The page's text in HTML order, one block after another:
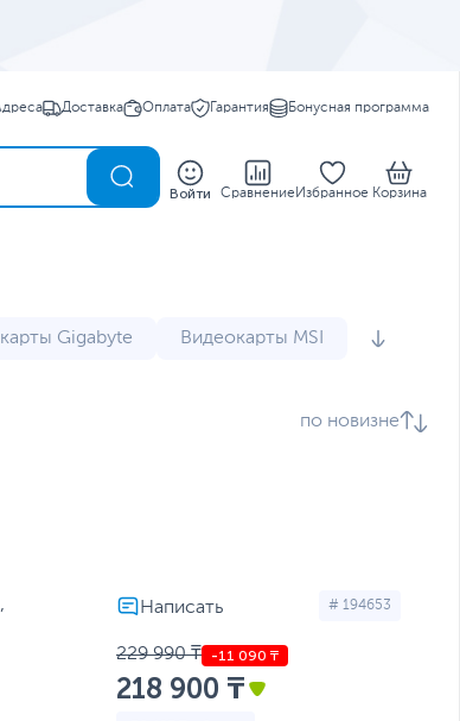
Доставка Оплата Гарантия Бонусная программа
Войти Сравнение Избранное Корзина
Gigabyte Видеокарты MSI
по новизне
# 194653
229 990 ₸
218 900 ₸